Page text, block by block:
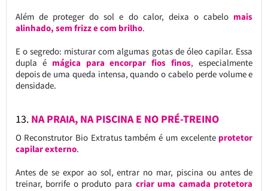
Além de proteger do sol e do calor, deixa o cabelo mais
alinhado, sem frizz e com brilho.
E o segredo: misturar com algumas gotas de óleo capilar. Essa
dupla é mágica para encorpar fios finos, especialmente
depois de uma queda intensa, quando o cabelo perde volume e
densidade.
13. NA PRAIA, NA PISCINA E NO PRÉ-TREINO
O Reconstrutor Bio Extratus também é um excelente protetor
capilar externo.
Antes de se expor ao sol, entrar no mar, piscina ou antes de
treinar, borrife o produto para criar uma camada protetora